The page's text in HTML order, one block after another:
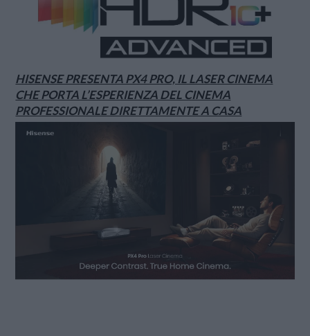
HISENSE PRESENTA PX4 PRO, IL LASER CINEMA
CHE PORTA L’ESPERIENZA DEL CINEMA
PROFESSIONALE DIRETTAMENTE A CASA